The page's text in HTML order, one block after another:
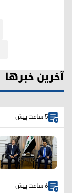
آخرین خبرها
5 ساعت پیش
6 ساعت پیش